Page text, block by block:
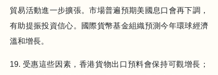
貿易活動進一步擴張。市場普遍預期美國息口會再下調，
有助提振投資信心。國際貨幣基金組織預測今年環球經濟
溫和增長。
19. 受惠這些因素，香港貨物出口預料會保持可觀增長；